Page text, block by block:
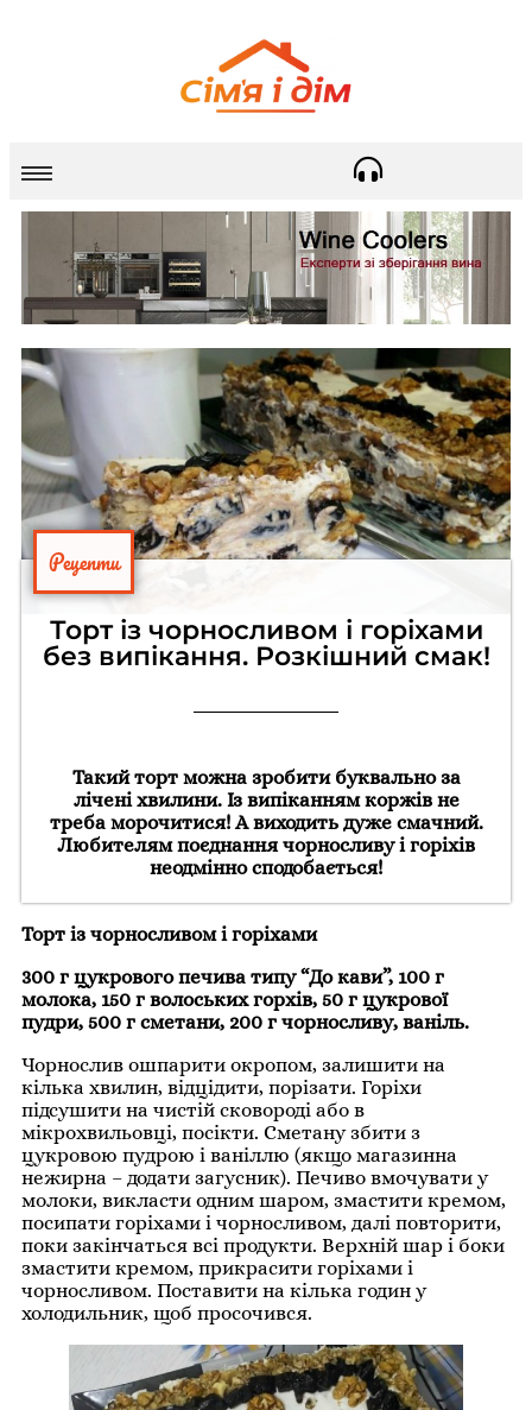
Рецепти
Торт із чорносливом і горіхами
без випікання. Розкішний смак!
Такий торт можна зробити буквально за
лічені хвилини. Із випіканням коржів не
треба морочитися! А виходить дуже смачний.
Любителям поєднання чорносливу і горіхів
неодмінно сподобається!
Торт із чорносливом і горіхами
300 г цукрового печива типу “До кави”, 100 г
молока, 150 г волоських горхів, 50 г цукрової
пудри, 500 г сметани, 200 г чорносливу, ваніль.
Чорнослив ошпарити окропом, залишити на
кілька хвилин, відцідити, порізати. Горіхи
підсушити на чистій сковороді або в
мікрохвильовці, посікти. Сметану збити з
цукровою пудрою і ваніллю (якщо магазинна
нежирна – додати загусник). Печиво вмочувати у
молоки, викласти одним шаром, змастити кремом,
посипати горіхами і чорносливом, далі повторити,
поки закінчаться всі продукти. Верхній шар і боки
змастити кремом, прикрасити горіхами і
чорносливом. Поставити на кілька годин у
холодильник, щоб просочився.